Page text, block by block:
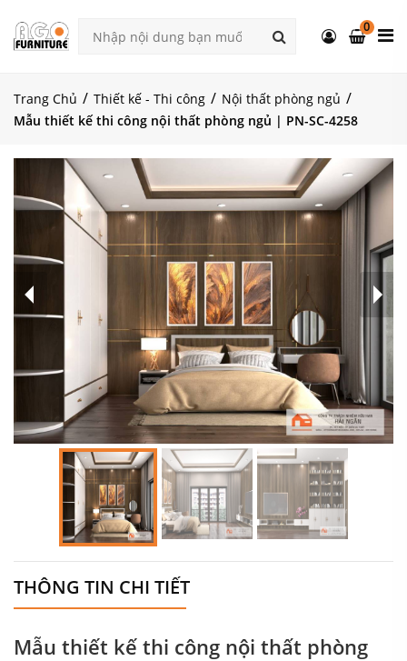
0
Trang Chủ Thiết kế - Thi công
Nội thất phòng ngủ
Mẫu thiết kế thi công nội thất phòng ngủ | PN-SC-4258
THÔNG TIN CHI TIẾT
Mẫu thiết kế thi công nội thất phòng